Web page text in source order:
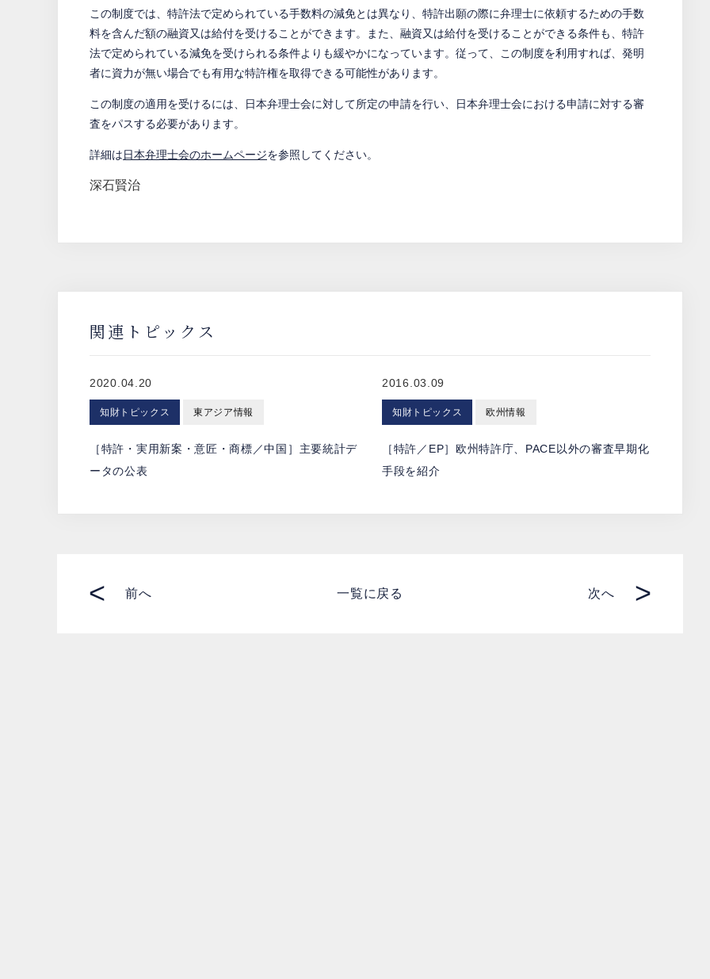
この制度では、特許法で定められている手数料の減免とは異なり、特許出願の際に弁理士に依頼するための手数
料を含んだ額の融資又は給付を受けることができます。また、融資又は給付を受けることができる条件も、特許
法で定められている減免を受けられる条件よりも緩やかになっています。従って、この制度を利用すれば、発明
者に資力が無い場合でも有用な特許権を取得できる可能性があります。
この制度の適用を受けるには、日本弁理士会に対して所定の申請を行い、日本弁理士会における申請に対する審
査をパスする必要があります。
詳細は日本弁理士会のホームページを参照してください。
深石賢治
関連トピックス
2020.04.20
知財トピックス 東アジア情報
［特許・実用新案・意匠・商標／中国］主要統計デ
ータの公表
2016.03.09
知財トピックス 欧州情報
［特許／EP］欧州特許庁、PACE以外の審査早期化
手段を紹介
< 前へ 一覧に戻る 次へ >